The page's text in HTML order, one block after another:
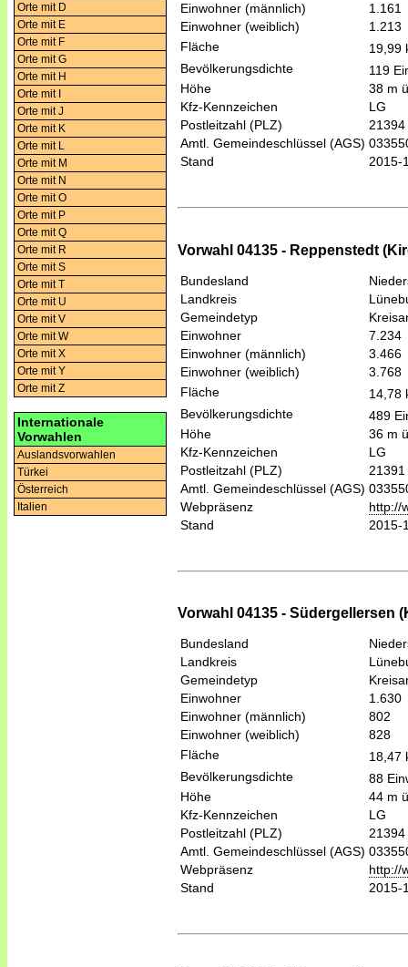
Orte mit D
Orte mit E
Orte mit F
Orte mit G
Orte mit H
Orte mit I
Orte mit J
Orte mit K
Orte mit L
Orte mit M
Orte mit N
Orte mit O
Orte mit P
Orte mit Q
Orte mit R
Orte mit S
Orte mit T
Orte mit U
Orte mit V
Orte mit W
Orte mit X
Orte mit Y
Orte mit Z
Internationale
Vorwahlen
Auslandsvorwahlen
Türkei
Österreich
Italien
Einwohner (männlich)
1.161
Einwohner (weiblich)
1.213
Fläche
19,99
Bevölkerungsdichte
119
Höhe
38 m
Kfz-Kennzeichen
LG
Postleitzahl (PLZ)
21394
Amtl. Gemeindeschlüssel (AGS)
Stand
2015-
Vorwahl 04135 - Reppenstedt
Bundesland
Landkreis
Gemeindetyp
Einwohner
7.234
Einwohner (männlich)
3.466
Einwohner (weiblich)
3.768
Fläche
14,78
Bevölkerungsdichte
489
Höhe
36 m
Kfz-Kennzeichen
LG
Postleitzahl (PLZ)
21391
Amtl. Gemeindeschlüssel (AGS)
Webpräsenz
http://
Stand
2015-
Vorwahl 04135 - Südergellersen
Bundesland
Landkreis
Gemeindetyp
Einwohner
1.630
Einwohner (männlich)
802
Einwohner (weiblich)
828
Fläche
18,47
Bevölkerungsdichte
88
Höhe
44 m
Kfz-Kennzeichen
LG
Postleitzahl (PLZ)
21394
Amtl. Gemeindeschlüssel (AGS)
Webpräsenz
http://
Stand
2015-